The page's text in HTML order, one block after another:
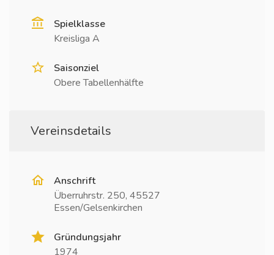
Spielklasse
Kreisliga A
Saisonziel
Obere Tabellenhälfte
Vereinsdetails
Anschrift
Überruhrstr. 250, 45527
Essen/Gelsenkirchen
Gründungsjahr
1974